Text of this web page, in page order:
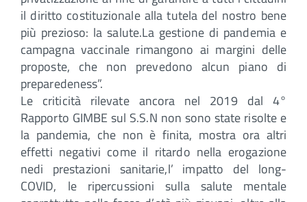
il diritto costituzionale alla tutela del nostro bene
più prezioso: la salute.La gestione di pandemia e
campagna vaccinale rimangono ai margini delle
proposte, che non prevedono alcun piano di
preparedeness”.
Le criticità rilevate ancora nel 2019 dal 4°
Rapporto GIMBE sul S.S.N non sono state risolte e
la pandemia, che non è finita, mostra ora altri
effetti negativi come il ritardo nella erogazione
nedi prestazioni sanitarie,l’ impatto del long-
COVID, le ripercussioni sulla salute mentale